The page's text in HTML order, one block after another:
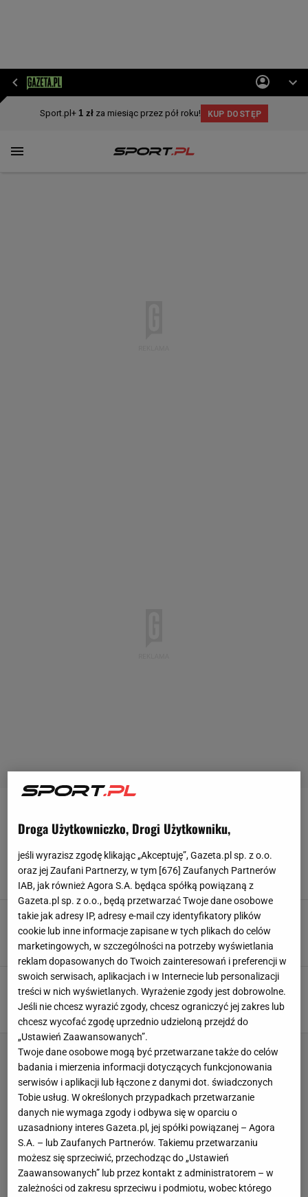
TRANSFERY GIEKSY
piłkarzy. Czy jest szansa na transfery?
ksb, 6 SIERPNIA 2012, 12:32
GieKSa w gruzach. Trener będzie miał kłopot
ze skleceniem składu?
ksb ,24 LIPCA 2012, 12:03
Czołowy piłkarz GKS-u Katowice odchodzi z
klubu
ksb , 19 LIPCA 2012, 09:36
Droga Użytkowniczko, Drogi Użytkowniku,
jeśli wyrazisz zgodę klikając „Akceptuję”, Gazeta.pl sp. z o.o.
oraz jej Zaufani Partnerzy, w tym [676] Zaufanych Partnerów
IAB, jak również Agora S.A. będąca spółką powiązaną z
Gazeta.pl sp. z o.o., będą przetwarzać Twoje dane osobowe
takie jak adresy IP, adresy e-mail czy identyfikatory plików
cookie lub inne informacje zapisane w tych plikach do celów
marketingowych, w szczególności na potrzeby wyświetlania
reklam dopasowanych do Twoich zainteresowań i preferencji w
swoich serwisach, aplikacjach i w Internecie lub personalizacji
treści w nich wyświetlanych. Wyrażenie zgody jest dobrowolne.
Jeśli nie chcesz wyrazić zgody, chcesz ograniczyć jej zakres lub
chcesz wycofać zgodę uprzednio udzieloną przejdź do
„Ustawień Zaawansowanych”.
Twoje dane osobowe mogą być przetwarzane także do celów
badania i mierzenia informacji dotyczących funkcjonowania
serwisów i aplikacji lub łączone z danymi dot. świadczonych
Tobie usług. W określonych przypadkach przetwarzanie
danych nie wymaga zgody i odbywa się w oparciu o
uzasadniony interes Gazeta.pl, jej spółki powiązanej – Agora
S.A. – lub Zaufanych Partnerów. Takiemu przetwarzaniu
możesz się sprzeciwić, przechodząc do „Ustawień
Zaawansowanych” lub przez kontakt z administratorem – w
zależności od zakresu sprzeciwu i podmiotu, wobec którego